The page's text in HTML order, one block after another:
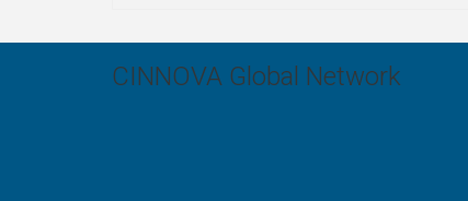
CINNOVA Global Network